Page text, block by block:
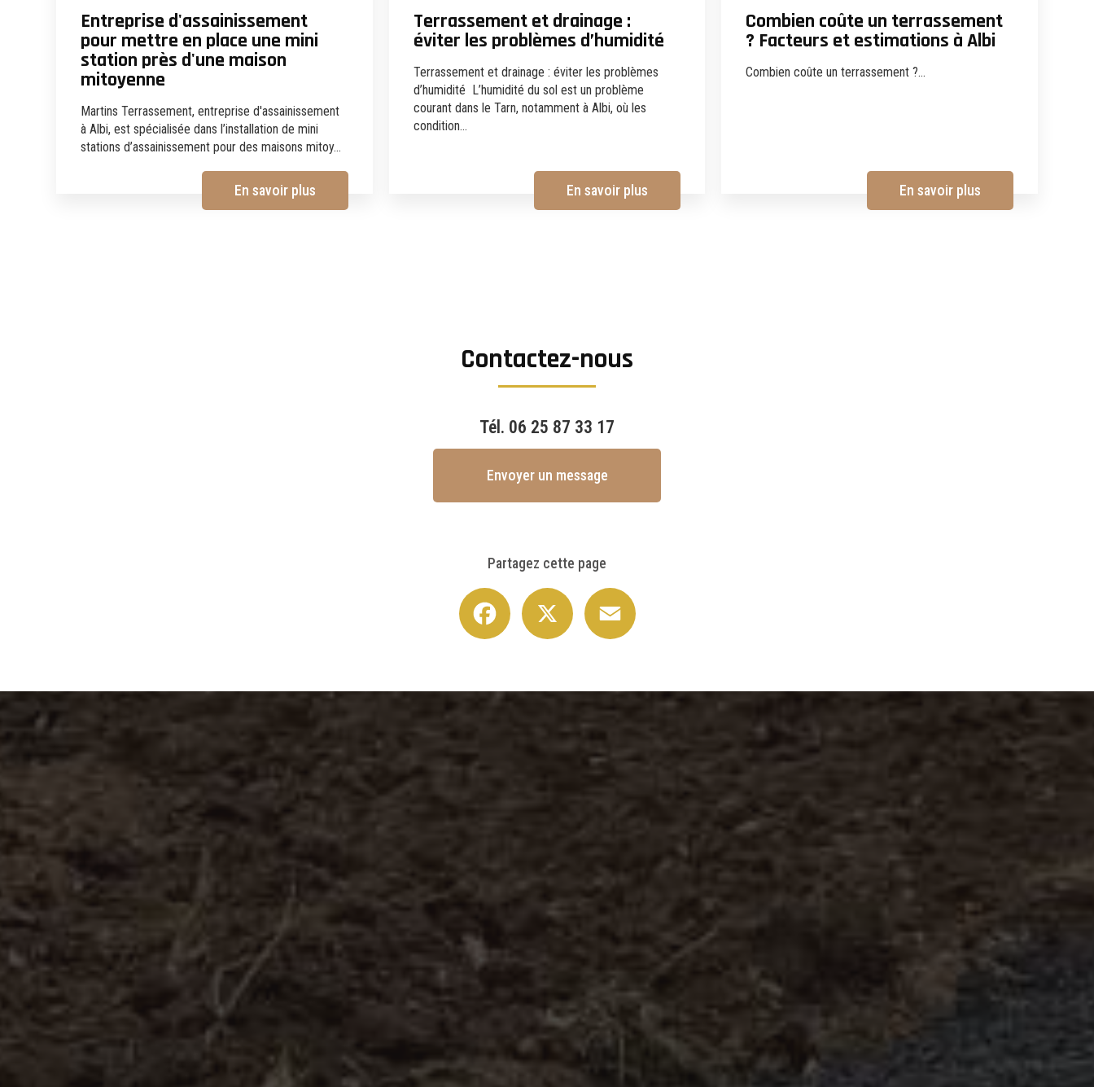
Entreprise d'assainissement
pour mettre en place une mini
station près d'une maison
mitoyenne
Martins Terrassement, entreprise d'assainissement
à Albi, est spécialisée dans l’installation de mini
stations d’assainissement pour des maisons mitoy...
En savoir plus
Terrassement et drainage :
éviter les problèmes d’humidité
Terrassement et drainage : éviter les problèmes
d’humidité L’humidité du sol est un problème
courant dans le Tarn, notamment à Albi, où les
condition...
En savoir plus
Combien coûte un terrassement
? Facteurs et estimations à Albi
Combien coûte un terrassement ?...
En savoir plus
Contactez-nous
Tél. 06 25 87 33 17
Envoyer un message
Partagez cette page
Facebook